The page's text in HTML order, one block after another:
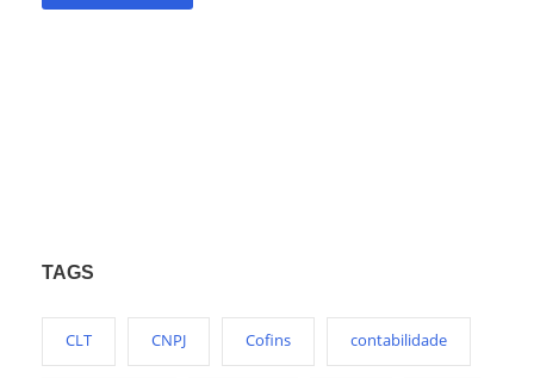
TAGS
CLT CNPJ Cofins contabilidade